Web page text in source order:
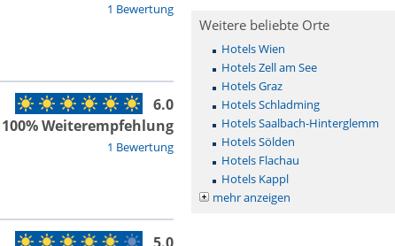
1 Bewertung
1 Bewertung
6.0
100% Weiterempfehlung
Weitere beliebte Orte
Hotels Wien
Hotels Zell am See
Hotels Graz
Hotels Schladming
Hotels Saalbach-Hinterglemm
Hotels Sölden
Hotels Flachau
Hotels Kappl
mehr anzeigen